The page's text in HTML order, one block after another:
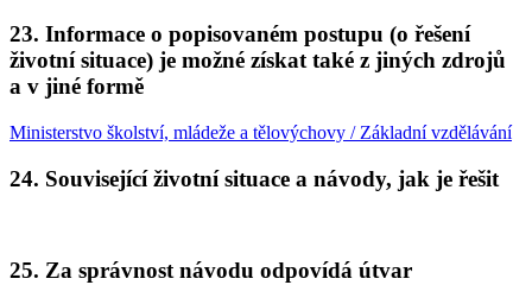
23. Informace o popisovaném postupu (o řešení
životní situace) je možné získat také z jiných zdrojů
a v jiné formě
Ministerstvo školství, mládeže a tělovýchovy / Základní vzdělávání
24. Související životní situace a návody, jak je řešit
25. Za správnost návodu odpovídá útvar